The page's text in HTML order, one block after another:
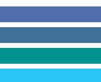
Linkedin